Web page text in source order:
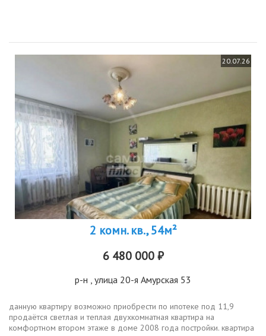
20.07.26
2 комн. кв., 54м²
6 480 000 ₽
р-н , улица 20-я Амурская 53
данную квартиру возможно приобрести по ипотеке под 11,9
продаётся светлая и теплая двухкомнатная квартира на
комфортном втором этаже в доме 2008 года постройки. квартира